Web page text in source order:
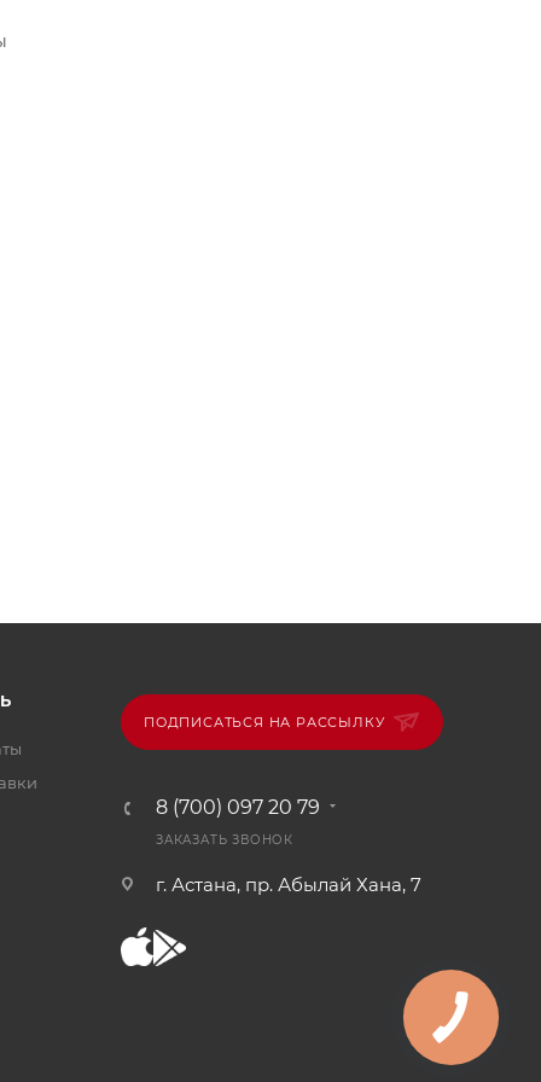
ПОДПИСАТЬСЯ НА РАССЫЛКУ
8 (700) 097 20 79
ЗАКАЗАТЬ ЗВОНОК
г. Астана, пр. Абылай Хана, 7